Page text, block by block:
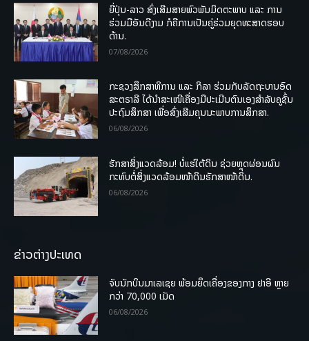
ຍີ່ປຸ່ນ-ລາວ ສົ່ງເສີມສາຍພົວພັນມິດຕະພາບ ແລະ ການ
ຮ່ວມມືອັນດີງາມ ກໍຄືການເປັນຄູ່ຮ່ວມຍຸດທະສາດຮອບ
ດ້ານ.
07/08/2026
ກະຊວງສຶກສາທິການ ແລະ ກິລາ ຮ່ວມກັບລັດຖະບານອົດ
ສະຕຣາລີ ໄດ້ນຳສະເໜີເຄື່ອງມືປະເມີນຕົນເອງສຳລັບຄູຊັ້ນ
ປະຖົມສຶກສາ ເພື່ອສົ່ງເສີມຄຸນນະພາບການສຶກສາ.
06/08/2026
ຮັກສາສິ່ງແວດລ້ອມ! ບໍ່ແຮ່ໃຕ້ດິນ ຊ່ວຍຫຼຸດຜ່ອນຜົນ
ກະທົບຕໍ່ສິ່ງແວດລ້ອມໜ້າດິນຮັກສາໜ້າດິນ.
06/08/2026
ຂ່າວຕ່າງປະເທດ
ຈັບນັກບິນມາເລເຊຍ ພ້ອມຍຶດເຄື່ອງຂອງກາງ ຢາອີ ຫຼາຍ
ກວ່າ 70,000 ເມັດ
06/08/2026